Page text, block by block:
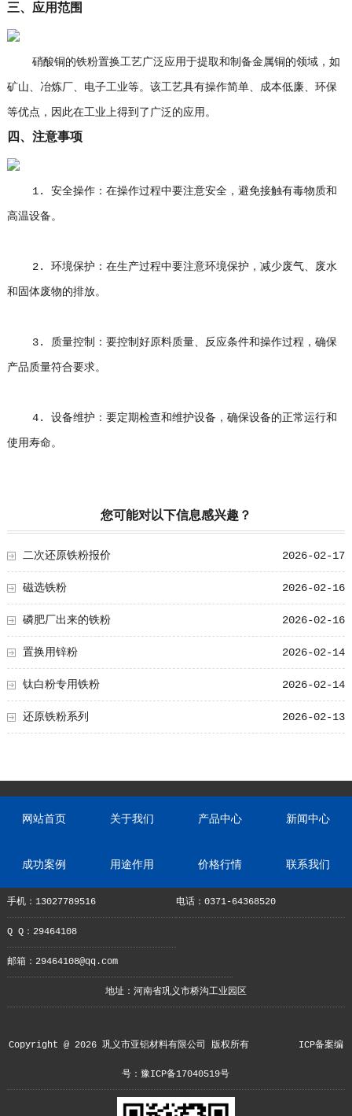
三、应用范围
硝酸铜的铁粉置换工艺广泛应用于提取和制备金属铜的领域，如
矿山、冶炼厂、电子工业等。该工艺具有操作简单、成本低廉、环保
等优点，因此在工业上得到了广泛的应用。
四、注意事项
1. 安全操作：在操作过程中要注意安全，避免接触有毒物质和
高温设备。
2. 环境保护：在生产过程中要注意环境保护，减少废气、废水
和固体废物的排放。
3. 质量控制：要控制好原料质量、反应条件和操作过程，确保
产品质量符合要求。
4. 设备维护：要定期检查和维护设备，确保设备的正常运行和
使用寿命。
您可能对以下信息感兴趣？
2026-02-17
二次还原铁粉报价
2026-02-16
磁选铁粉
2026-02-16
磷肥厂出来的铁粉
2026-02-14
置换用锌粉
2026-02-14
钛白粉专用铁粉
2026-02-13
还原铁粉系列
网站首页 关于我们 产品中心 新闻中心
成功案例 用途作用 价格行情 联系我们
手机：13027789516 电话：0371-64368520
Q Q：29464108
邮箱：29464108@qq.com
地址：河南省巩义市桥沟工业园区
Copyright @ 2026 巩义市亚铝材料有限公司 版权所有 ICP备案编
号：豫ICP备17040519号